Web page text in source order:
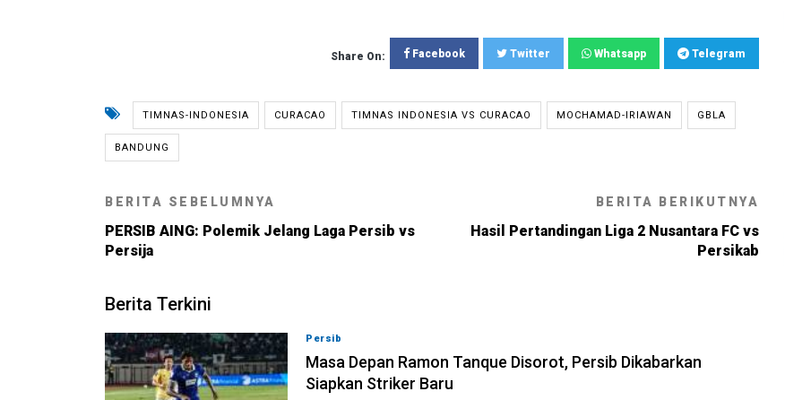
Share On: Facebook Twitter Whatsapp Telegram
TIMNAS-INDONESIA CURACAO TIMNAS INDONESIA VS CURACAO MOCHAMAD-IRIAWAN GBLA
BANDUNG
BERITA SEBELUMNYA
PERSIB AING: Polemik Jelang Laga Persib vs
Persija
BERITA BERIKUTNYA
Hasil Pertandingan Liga 2 Nusantara FC vs
Persikab
Berita Terkini
Persib
Masa Depan Ramon Tanque Disorot, Persib Dikabarkan
Siapkan Striker Baru